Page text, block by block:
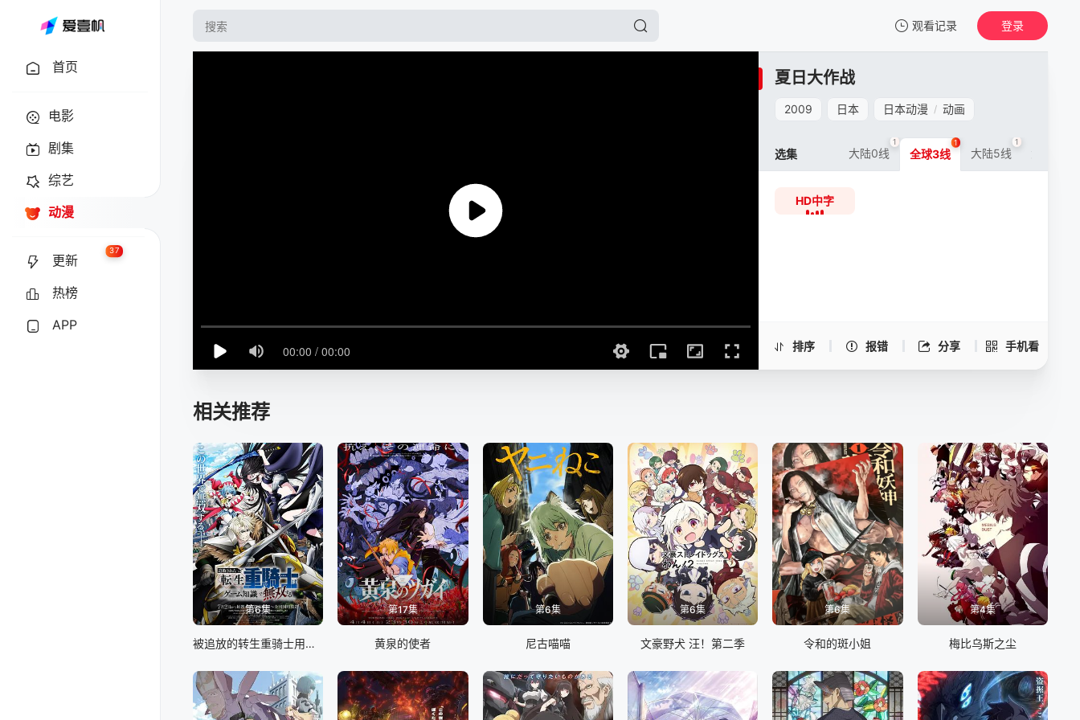
观看记录
我的观影记录
登录
首页
电影
剧集
综艺
动漫
更新
37
热榜
APP
夏日大作战
2009 日本 日本动漫 / 动画
排序 报错 分享 手机看
选集 大陆0线
1
全球3线
1
大陆5线
1
HD中字
相关推荐
第6集
被追放的转生重骑士用游戏知识开无双
第17集
黄泉的使者
第6集
尼古喵喵
第6集
文豪野犬 汪！第二季
第6集
令和的斑小姐
第4集
梅比乌斯之尘